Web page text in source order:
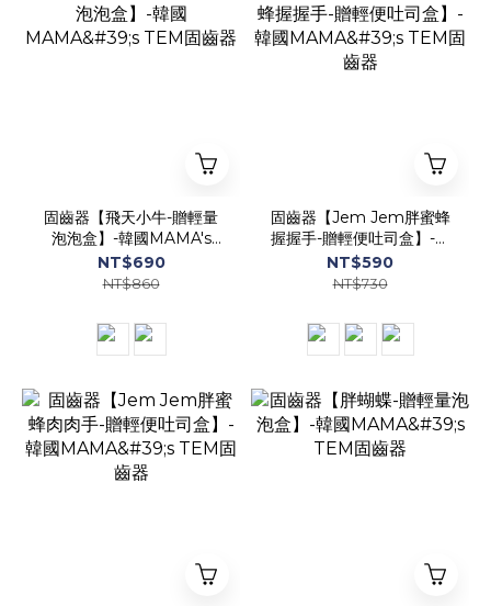
固齒器【飛天小牛-贈輕量
泡泡盒】-韓國MAMA's
TEM固齒器
NT$690
NT$860
固齒器【Jem Jem胖蜜蜂
握握手-贈輕便吐司盒】-韓
國MAMA's TEM固齒器
NT$590
NT$730